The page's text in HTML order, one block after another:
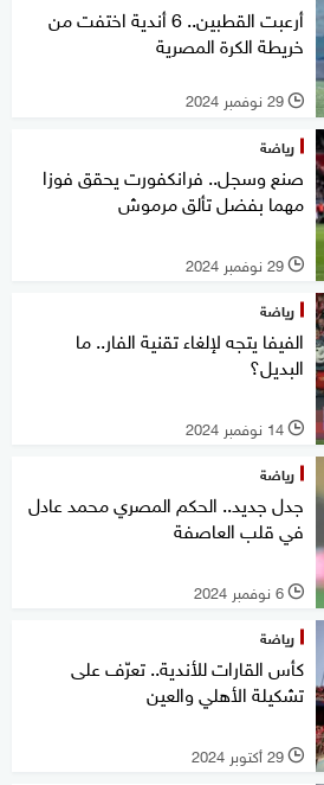
أرعبت القطبين.. 6 أندية اختفت من
خريطة الكرة المصرية
l 29 نوفمبر 2024
رياضة
صنع وسجل.. فرانكفورت يحقق فوزا
مهما بفضل تألق مرموش
l 29 نوفمبر 2024
رياضة
الفيفا يتجه لإلغاء تقنية الفار.. ما
البديل؟
l 14 نوفمبر 2024
رياضة
جدل جديد.. الحكم المصري محمد عادل
في قلب العاصفة
l 6 نوفمبر 2024
رياضة
كأس القارات للأندية.. تعرّف على
تشكيلة الأهلي والعين
l 29 أكتوبر 2024